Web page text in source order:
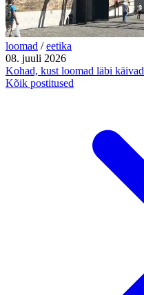
loomad / eetika
08. juuli 2026
Kohad, kust loomad läbi käivad
Kõik postitused